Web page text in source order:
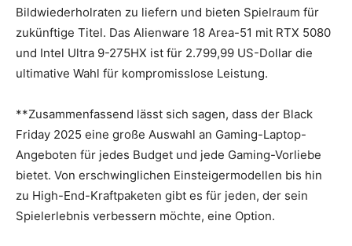
Bildwiederholraten zu liefern und bieten Spielraum für
zukünftige Titel. Das Alienware 18 Area-51 mit RTX 5080
und Intel Ultra 9-275HX ist für 2.799,99 US-Dollar die
ultimative Wahl für kompromisslose Leistung.
**Zusammenfassend lässt sich sagen, dass der Black
Friday 2025 eine große Auswahl an Gaming-Laptop-
Angeboten für jedes Budget und jede Gaming-Vorliebe
bietet. Von erschwinglichen Einsteigermodellen bis hin
zu High-End-Kraftpaketen gibt es für jeden, der sein
Spielerlebnis verbessern möchte, eine Option.